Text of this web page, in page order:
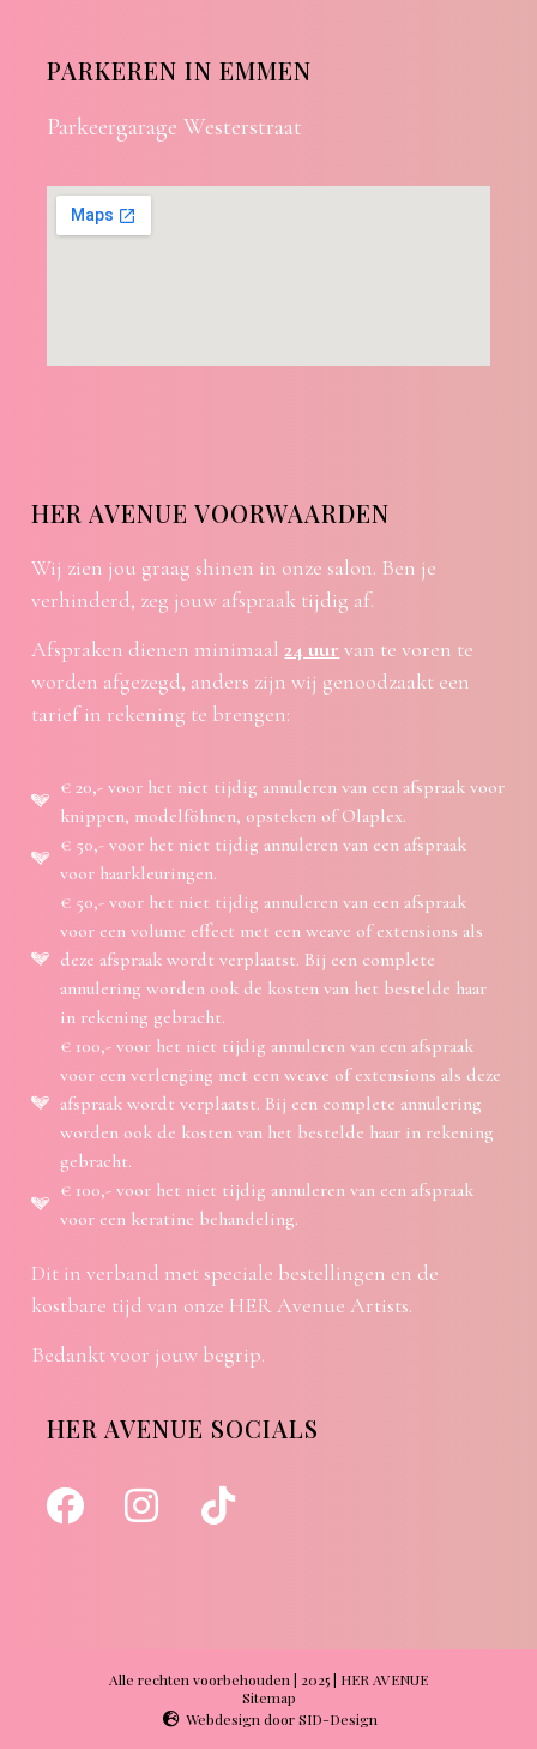
PARKEREN IN EMMEN
Parkeergarage Westerstraat
HER AVENUE VOORWAARDEN
Wij zien jou graag shinen in onze salon. Ben je
verhinderd, zeg jouw afspraak tijdig af.
Afspraken dienen minimaal24 uur van te voren te
worden afgezegd, anders zijn wij genoodzaakt een
tarief in rekening te brengen:
€ 20,- voor het niet tijdig annuleren van een afspraak voor
knippen, modelföhnen, opsteken of Olaplex.
€ 50,- voor het niet tijdig annuleren van een afspraak
voor haarkleuringen.
€ 50,- voor het niet tijdig annuleren van een afspraak
voor een volume effect met een weave of extensions als
deze afspraak wordt verplaatst. Bij een complete
annulering worden ook de kosten van het bestelde haar
in rekening gebracht.
€ 100,- voor het niet tijdig annuleren van een afspraak
voor een verlenging met een weave of extensions als deze
afspraak wordt verplaatst. Bij een complete annulering
worden ook de kosten van het bestelde haar in rekening
gebracht.
€ 100,- voor het niet tijdig annuleren van een afspraak
voor een keratine behandeling.
Dit in verband met speciale bestellingen en de
kostbare tijd van onze HER Avenue Artists.
Bedankt voor jouw begrip.
HER AVENUE SOCIALS
Alle rechten voorbehouden | 2025 | HER AVENUE
Sitemap
Webdesign door SID-Design